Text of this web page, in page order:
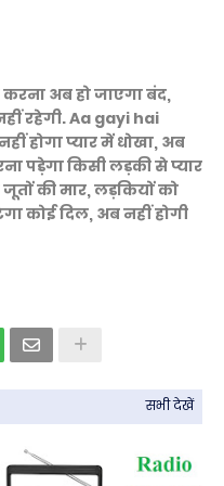
अब हो जाएगा बंद,
रहेगी. Aa gayi hai
होगा प्यार में धोखा, अब
पड़ेगा किसी लड़की से प्यार
की मार, लड़कियों को
कोई दिल, अब नहीं होगी
सभी देखें